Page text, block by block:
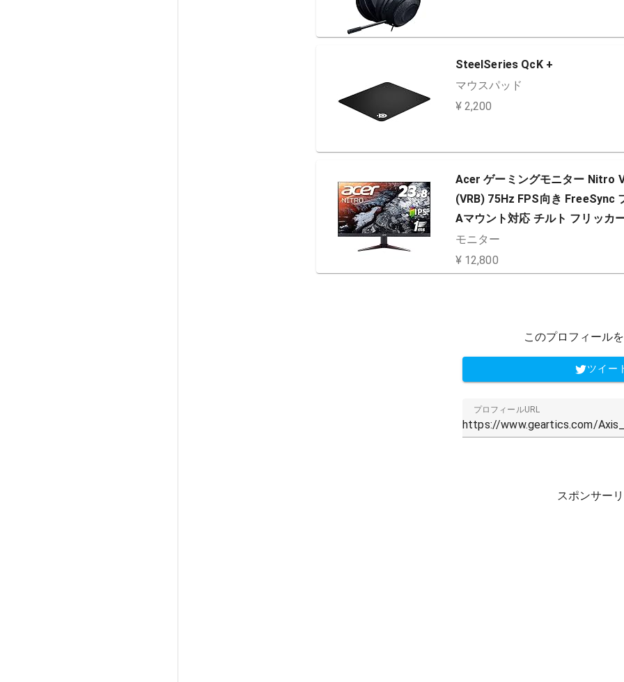
SteelSeries QcK +
マウスパッド
¥ 2,200
Acer ゲーミングモニター Nitro
(VRB) 75Hz FPS向き FreeSync
Aマウント対応 チルト フリッカ
モニター
¥ 12,800
このプロフィール
ツイー
プロフィールURL
スポンサー